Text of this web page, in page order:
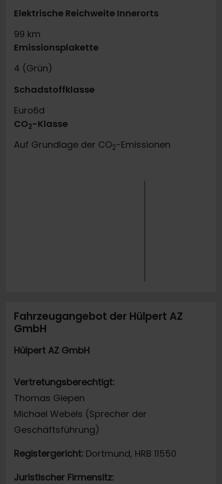
Elektrische Reichweite Innerorts
99 km
Emissionsplakette
4 (Grün)
Schadstoffklasse
Euro6d
CO2-Klasse
Auf Grundlage der CO2-Emissionen
Fahrzeugangebot der Hülpert AZ
GmbH
Hülpert AZ GmbH
Vertretungsberechtigt:
Thomas Giepen
Michael Webels (Sprecher der
Geschäftsführung)
Registergericht: Dortmund, HRB 11550
Juristischer Firmensitz: